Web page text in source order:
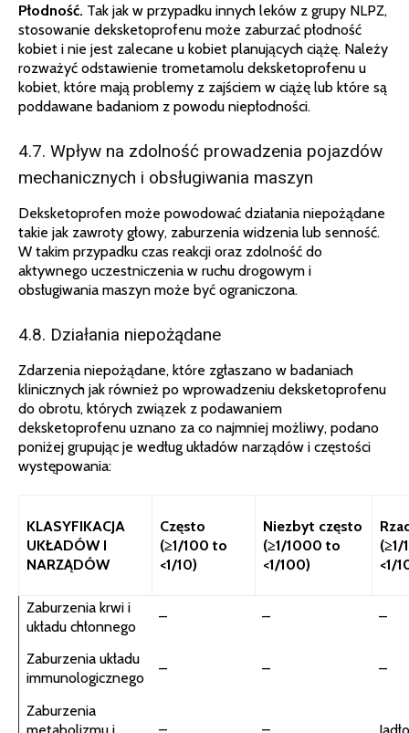
Płodność. Tak jak w przypadku innych leków z grupy NLPZ,
stosowanie deksketoprofenu może zaburzać płodność
kobiet i nie jest zalecane u kobiet planujących ciążę. Należy
rozważyć odstawienie trometamolu deksketoprofenu u
kobiet, które mają problemy z zajściem w ciążę lub które są
poddawane badaniom z powodu niepłodności.
4.7. Wpływ na zdolność prowadzenia pojazdów
mechanicznych i obsługiwania maszyn
Deksketoprofen może powodować działania niepożądane
takie jak zawroty głowy, zaburzenia widzenia lub senność.
W takim przypadku czas reakcji oraz zdolność do
aktywnego uczestniczenia w ruchu drogowym i
obsługiwania maszyn może być ograniczona.
4.8. Działania niepożądane
Zdarzenia niepożądane, które zgłaszano w badaniach
klinicznych jak również po wprowadzeniu deksketoprofenu
do obrotu, których związek z podawaniem
deksketoprofenu uznano za co najmniej możliwy, podano
poniżej grupując je według układów narządów i częstości
występowania:
KLASYFIKACJA
UKŁADÓW I
NARZĄDÓW
Często
(≥1/100 to
<1/10)
Niezbyt często
(≥1/1000 to
<1/100)
<1/
Zaburzenia krwi i
układu chłonnego
– – –
Zaburzenia układu
immunologicznego
– – –
Zaburzenia
metabolizmu i
– –